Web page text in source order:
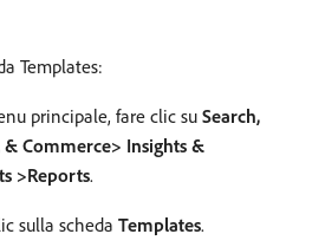
Templates:
principale, fare clic su Search,
& Commerce> Insights &
>Reports.
sulla scheda Templates.